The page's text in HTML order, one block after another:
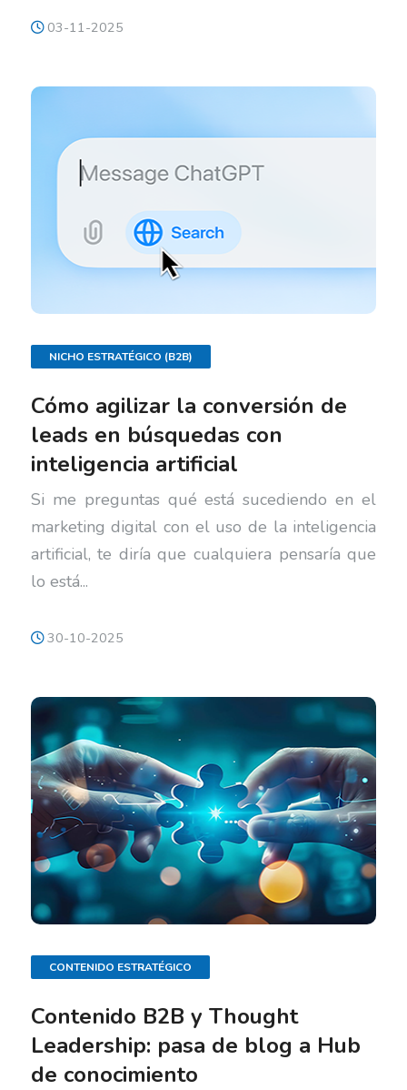
03-11-2025
NICHO ESTRATÉGICO (B2B)
Cómo agilizar la conversión de
leads en búsquedas con
inteligencia artificial
Si me preguntas qué está sucediendo en el
marketing digital con el uso de la inteligencia
artificial, te diría que cualquiera pensaría que
lo está...
30-10-2025
CONTENIDO ESTRATÉGICO
Contenido B2B y Thought
Leadership: pasa de blog a Hub
de conocimiento